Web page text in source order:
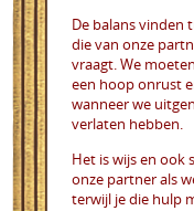
De balans vinden
die van onze
vraagt. We
een hoop onrust
wanneer we
verlaten hebben.
Het is wijs en ook
onze partner als
terwijl je die hulp